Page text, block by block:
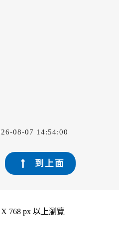
08-07 14:54:00
到上面
768 px 以上瀏覽